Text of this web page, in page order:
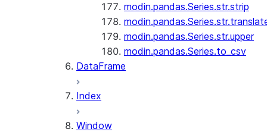
modin.pandas.Series.str.strip
modin.pandas.Series.str.upper
modin.pandas.Series.to_csv
DataFrame
Index
Window